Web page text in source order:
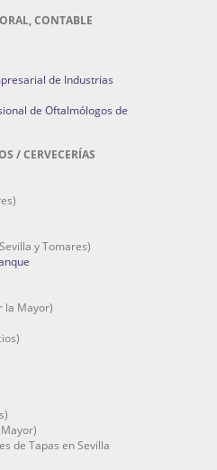
CONTABLE
de Industrias
de Oftalmólogos de
/ CERVECERÍAS
y Tomares)
la Mayor)
de Tapas en Sevilla